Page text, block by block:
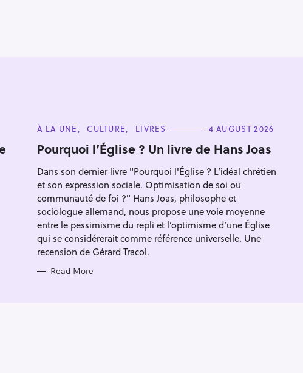
C
T
E
O
R
I
E
S
À LA UNE CULTURE LIVRES 4 AUGUST 2026
Pourquoi l’Église ? Un livre de Hans Joas
Dans son dernier livre "Pourquoi l'Église ? L’idéal chrétien
et son expression sociale. Optimisation de soi ou
communauté de foi ?" Hans Joas, philosophe et
sociologue allemand, nous propose une voie moyenne
entre le pessimisme du repli et l’optimisme d’une Église
qui se considérerait comme référence universelle. Une
recension de Gérard Tracol.
Read More